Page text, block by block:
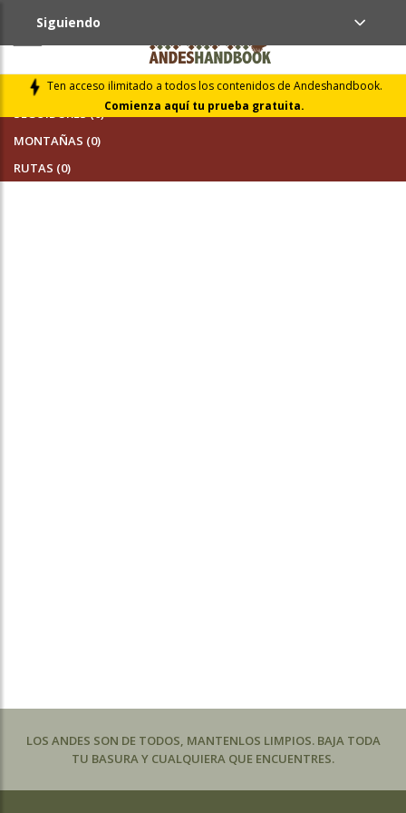
Ten acceso ilimitado a todos los contenidos de Andeshandbook.
Comienza aquí tu prueba gratuita.
Siguiendo
SEGUIDORES (0)
MONTAÑAS (0)
RUTAS (0)
LOS ANDES SON DE TODOS, MANTENLOS LIMPIOS. BAJA TODA
TU BASURA Y CUALQUIERA QUE ENCUENTRES.